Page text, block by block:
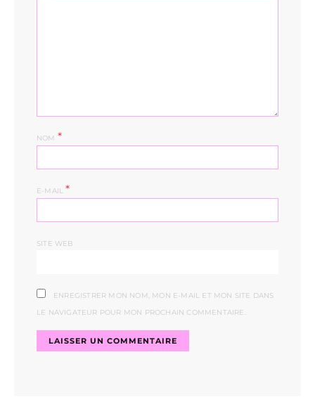
NOM *
E-MAIL*
SITE WEB
ENREGISTRER MON NOM, MON E-MAIL ET MON SITE DANS
LE NAVIGATEUR POUR MON PROCHAIN COMMENTAIRE.